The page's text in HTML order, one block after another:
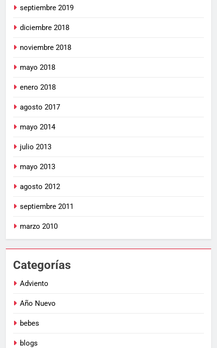
septiembre 2019
diciembre 2018
noviembre 2018
mayo 2018
enero 2018
agosto 2017
mayo 2014
julio 2013
mayo 2013
agosto 2012
septiembre 2011
marzo 2010
Categorías
Adviento
Año Nuevo
bebes
blogs